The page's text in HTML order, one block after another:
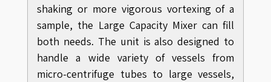
shaking or more vigorous vortexing of a
sample, the Large Capacity Mixer can fill
both needs. The unit is also designed to
handle a wide variety of vessels from
micro-centrifuge tubes to large vessels,